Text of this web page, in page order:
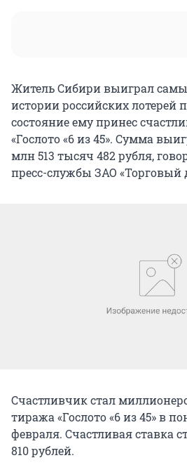
Житель Сибири выиграл
истории российских лотерей
состояние ему принес
«Гослото «6 из 45». Сумма
млн 513 тысяч 482 рубля,
пресс-службы ЗАО «Торговый
Счастливчик стал
тиража «Гослото «6 из 45» в
февраля. Счастливая ставка
810 рублей.